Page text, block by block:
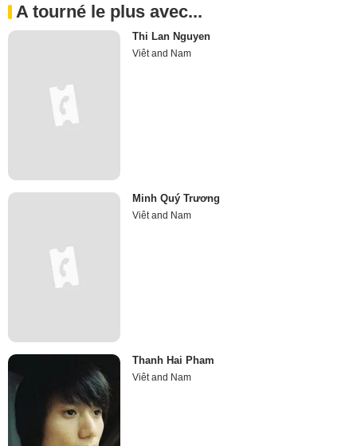
A tourné le plus avec...
Thi Lan Nguyen
Viêt and Nam
Minh Quý Trương
Viêt and Nam
Thanh Hai Pham
Viêt and Nam